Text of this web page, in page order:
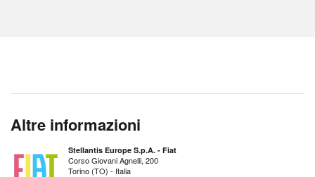
Altre informazioni
Stellantis Europe S.p.A. - Fiat
Corso Giovani Agnelli, 200
Torino (TO) - Italia